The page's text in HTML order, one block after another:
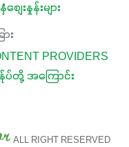
ျေးနှုန်းများ
း
PROVIDERS
ပ်တို့ အကြောင်း
ALL RIGHT RESERVED